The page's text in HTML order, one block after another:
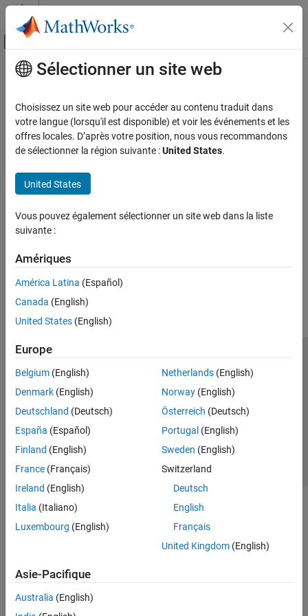
Passer au contenu
Activer/désactiver l'affichage du menu
Accueil de la documentation
FPGA, ASIC, and SoC Development
Contenu principal
How useful was this information?
Sélectionner un site web
Choisissez un site web pour accéder au contenu traduit dans
votre langue (lorsqu'il est disponible) et voir les événements et les
offres locales. D’après votre position, nous vous recommandons
de sélectionner la région suivante :United States.
United States
Vous pouvez également sélectionner un site web dans la liste
suivante :
Amériques
América Latina (Español)
Canada (English)
United States (English)
Europe
Belgium (English)
Denmark (English)
Deutschland (Deutsch)
España (Español)
Finland (English)
France (Français)
Ireland (English)
Italia (Italiano)
Luxembourg (English)
Netherlands(English)
Norway(English)
Österreich (Deutsch)
Portugal (English)
Sweden (English)
Switzerland
Deutsch
English
Français
United Kingdom(English)
Asie-Pacifique
Australia (English)
Lutte anti-piratage
Contacts locaux
© 1994-2026 The MathWorks, Inc.